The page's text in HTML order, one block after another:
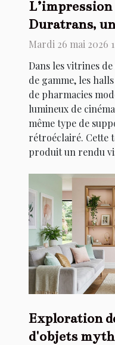
Duratrans,
pour vos
Mardi 26 mai 2026
Dans les vitrines
de gamme, les
de pharmacies
lumineux de
même type de
rétroéclairé. Cette
produit un rendu
Exploration
d'objets